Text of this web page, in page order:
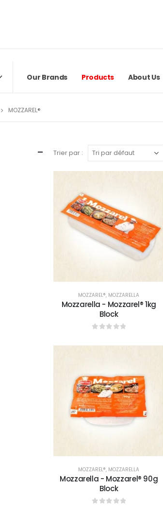
Our Brands Products About Us
MOZZAREL®
Trier par :
MOZZAREL®, MOZZARELLA
Mozzarella - Mozzarel® 1kg
Block
MOZZAREL®, MOZZARELLA
Mozzarella - Mozzarel® 90g
Block